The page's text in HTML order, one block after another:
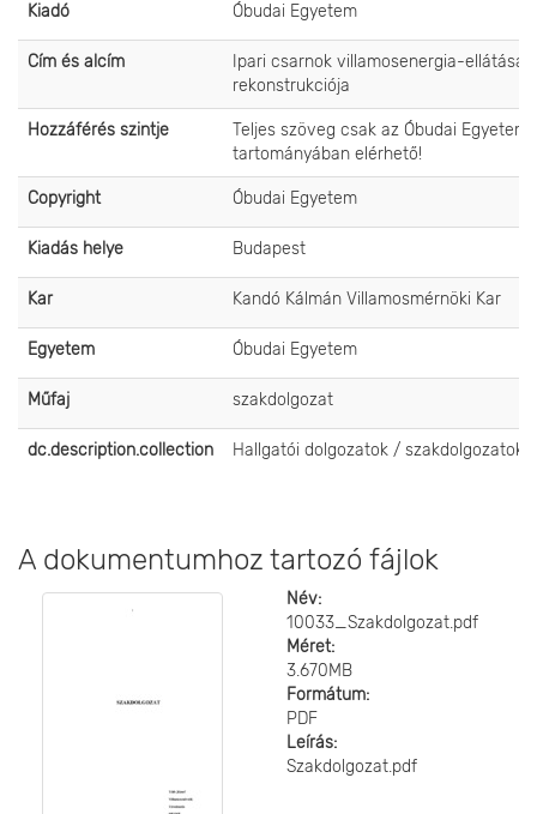
Kiadó Óbudai Egyetem
Cím és alcím
Ipari csarnok villamosenergia-
rekonstrukciója
Hozzáférés szintje
Teljes szöveg csak az Óbudai Egyetem
tartományában elérhető!
Copyright Óbudai Egyetem
Kiadás helye Budapest
Kar Kandó Kálmán Villamosmérnöki Kar
Egyetem Óbudai Egyetem
Műfaj szakdolgozat
dc.description.collection Hallgatói dolgozatok / szakdolgozatok
A dokumentumhoz tartozó fájlok
Név:
10033_Szakdolgozat.pdf
Méret:
3.670MB
Formátum:
PDF
Leírás:
Szakdolgozat.pdf